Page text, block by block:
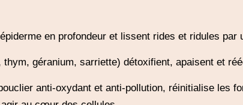
en profondeur et lissent rides et ridules par
thym, géranium, sarriette) détoxifient, apaisent et
anti-oxydant et anti-pollution, réinitialise les